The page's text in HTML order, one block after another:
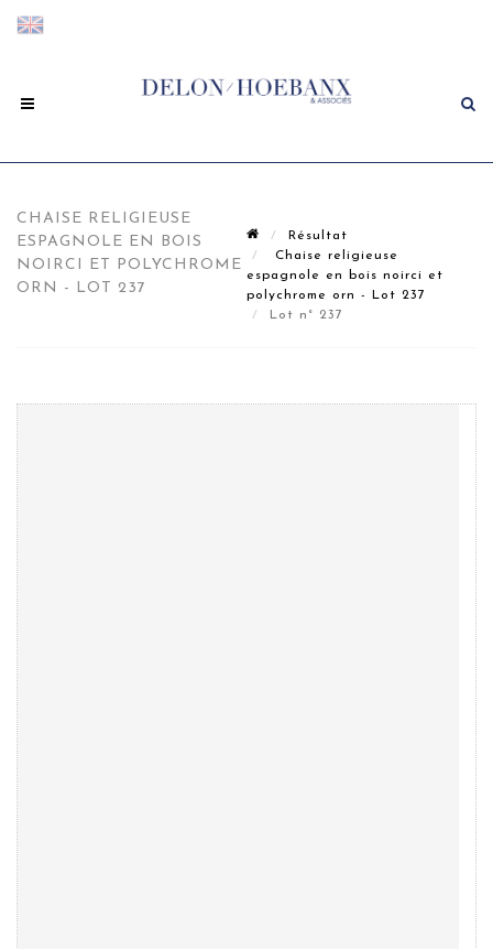
CHAISE RELIGIEUSE
ESPAGNOLE EN BOIS
NOIRCI ET POLYCHROME
ORN - LOT 237
Résultat
Chaise religieuse
espagnole en bois noirci et
polychrome orn - Lot 237
Lot n° 237